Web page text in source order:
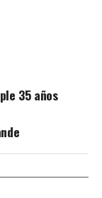
35 años